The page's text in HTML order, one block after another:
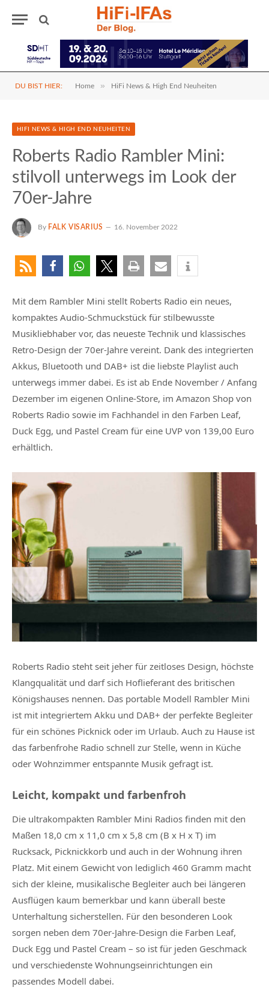
DU BIST HIER: Home » HiFi News & High End Neuheiten
HIFI NEWS & HIGH END NEUHEITEN
Roberts Radio Rambler Mini:
stilvoll unterwegs im Look der
70er-Jahre
By FALK VISARIUS 16. November 2022
Mit dem Rambler Mini stellt Roberts Radio ein neues,
kompaktes Audio-Schmuckstück für stilbewusste
Musikliebhaber vor, das neueste Technik und klassisches
Retro-Design der 70er-Jahre vereint. Dank des integrierten
Akkus, Bluetooth und DAB+ ist die liebste Playlist auch
unterwegs immer dabei. Es ist ab Ende November / Anfang
Dezember im eigenen Online-Store, im Amazon Shop von
Roberts Radio sowie im Fachhandel in den Farben Leaf,
Duck Egg, und Pastel Cream für eine UVP von 139,00 Euro
erhältlich.
Roberts Radio steht seit jeher für zeitloses Design, höchste
Klangqualität und darf sich Hoflieferant des britischen
Königshauses nennen. Das portable Modell Rambler Mini
ist mit integriertem Akku und DAB+ der perfekte Begleiter
für ein schönes Picknick oder im Urlaub. Auch zu Hause ist
das farbenfrohe Radio schnell zur Stelle, wenn in Küche
oder Wohnzimmer entspannte Musik gefragt ist.
Leicht, kompakt und farbenfroh
Die ultrakompakten Rambler Mini Radios finden mit den
Maßen 18,0 cm x 11,0 cm x 5,8 cm (B x H x T) im
Rucksack, Picknickkorb und auch in der Wohnung ihren
Platz. Mit einem Gewicht von lediglich 460 Gramm macht
sich der kleine, musikalische Begleiter auch bei längeren
Ausflügen kaum bemerkbar und kann überall beste
Unterhaltung sicherstellen. Für den besonderen Look
sorgen neben dem 70er-Jahre-Design die Farben Leaf,
Duck Egg und Pastel Cream – so ist für jeden Geschmack
und verschiedenste Wohnungseinrichtungen ein
passendes Modell dabei.